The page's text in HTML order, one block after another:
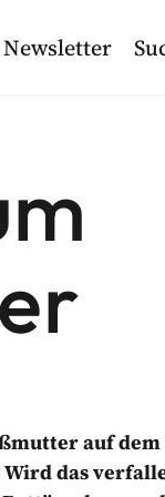
Newsletter
dieser
auf dem
das